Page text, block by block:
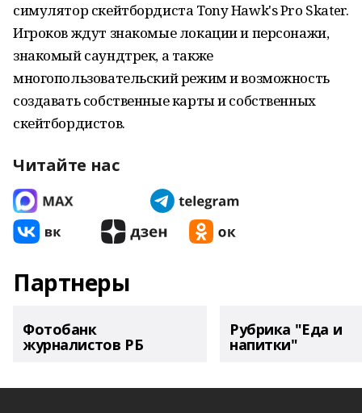
симулятор скейтбордиста Tony Hawk's Pro Skater.
Игроков ждут знакомые локации и персонажи,
знакомый саундтрек, а также
многопользовательский режим и возможность
создавать собственные карты и собственных
скейтбордистов.
Читайте нас
Партнеры
Фотобанк
журналистов РБ
Рубрика "Еда и
напитки"